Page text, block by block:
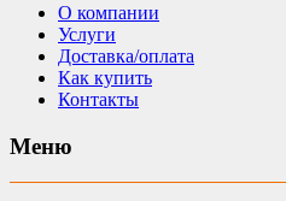
О компании
Услуги
Доставка/оплата
Как купить
Контакты
Меню